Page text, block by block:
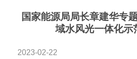
国家能源局局长章建华专
域水风光一体化示
2023-02-22